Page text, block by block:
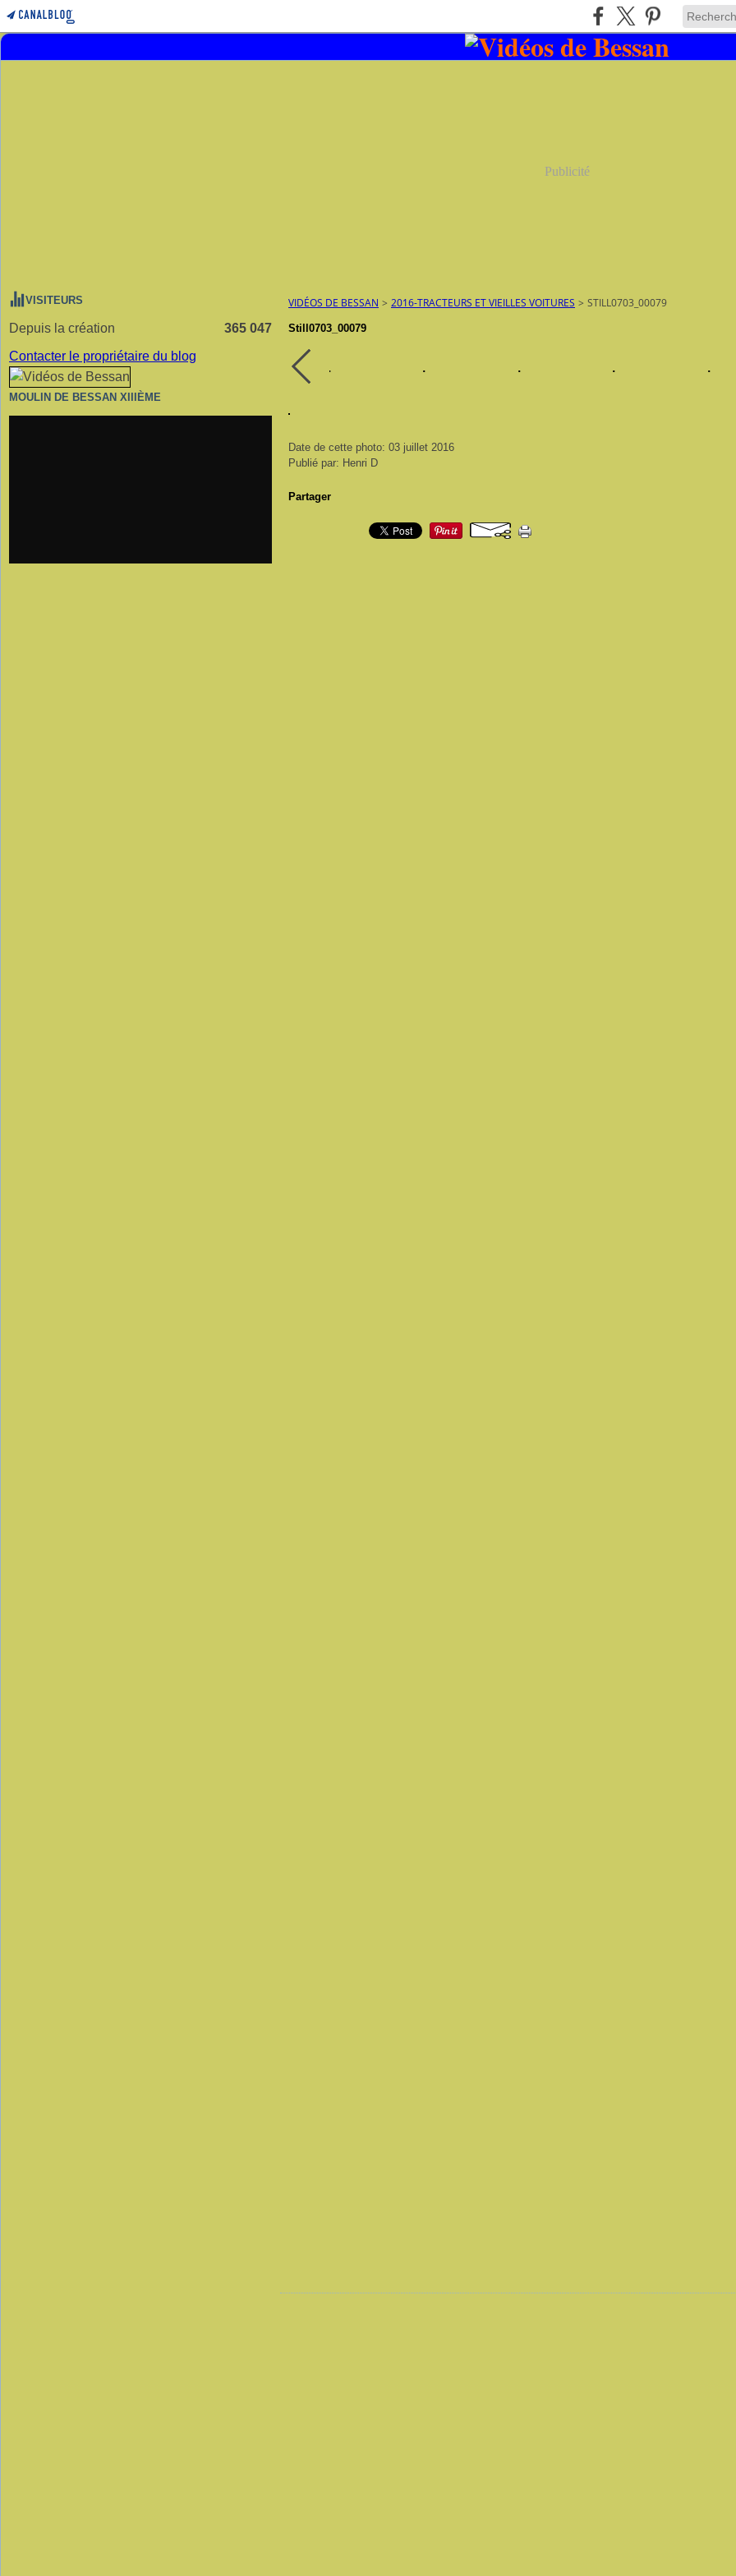
Publicité
VISITEURS
Depuis la création
365 047
Contacter le propriétaire du blog
MOULIN DE BESSAN XIIIÈME
VIDÉOS DE BESSAN > 2016-TRACTEURS ET VIEILLES VOITURES > STILL0703_00079
Still0703_00079
Date de cette photo: 03 juillet 2016
Publié par: Henri D
Partager